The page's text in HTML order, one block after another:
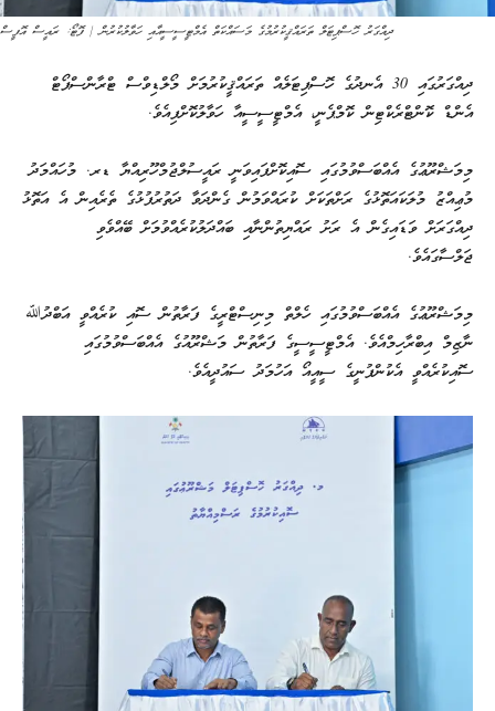
ދިއްގަރު ހޮސްޕިޓަލް ތަރައްޤީކުރުމުގެ މަސައްކަތް އެމްޓީސީސީއާއި ހަވާލުކުރުން | ފޮޓޯ: ރައީސް އޮފީސް
ދިއްގަރުގައި 30 އެނދުގެ ހޮސްޕިޓަލެއް ތަރައްޤީކުރުމަށް މޯލްޑިވްސް ޓްރާންސްޕޯޓް
އެންޑް ކޮންޓްރެކްޓިން ކޮމްޕެނީ، އެމްޓީސީސީއާ ހަވާލުކޮށްފިއެވެ.
މިމަޝްރޫޢުގެ އެއްބަސްވުމުގައި ސޮއިކޮށްފައިވަނީ ރައީސުލްޖުމްހޫރިއްޔާ ޑރ. މުހައްމަދު
މުޢިއްޒު މުލަކައަތޮޅުގެ ރަށްތަކަށް ކުރައްވަމުން ގެންދަވާ ދަތުރުފުޅުގެ ތެރެއިން އެ އަތޮޅު
ދިއްގަރަށް ވަޑައިގެން އެ ރަށު ރައްޔިތުންނާއި ބައްދަލުކުރެއްވުމަށް ބޭއްވެވި
ޖަލްސާގައެވެ.
މިމަޝްރޫޢުގެ އެއްބަސްވުމުގައި ހެލްތް މިނިސްޓްރީގެ ފަރާތުން ސޮއި ކުރެއްވީ އަބްދުﷲ
ނާޒިމް އިބްރާހިމްއެވެ. އެމްޓީސީސީގެ ފަރާތުން މަޝްރޫއުގެ އެއްބަސްވުމުގައި
ސޮއިކުރެއްވީ އެކުންފުނީގެ ސީއީއޯ އަހުމަދު ސައުދީއެވެ.